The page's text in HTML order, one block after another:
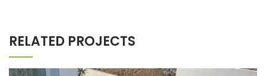
RELATED PROJECTS